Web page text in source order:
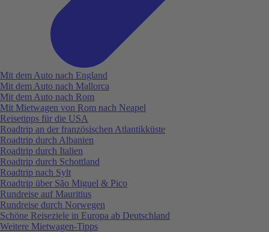
Mit dem Auto nach England
Mit dem Auto nach Mallorca
Mit dem Auto nach Rom
Mit Mietwagen von Rom nach Neapel
Reisetipps für die USA
Roadtrip an der französischen Atlantikküste
Roadtrip durch Albanien
Roadtrip durch Italien
Roadtrip durch Schottland
Roadtrip nach Sylt
Roadtrip über São Miguel & Pico
Rundreise auf Mauritius
Rundreise durch Norwegen
Schöne Reiseziele in Europa ab Deutschland
Weitere Mietwagen-Tipps